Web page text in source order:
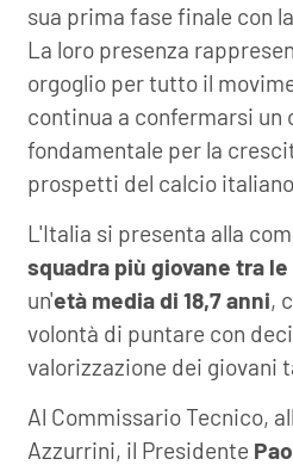
sua prima fase finale con
La loro presenza
orgoglio per tutto il
continua a confermarsi un
fondamentale per la
prospetti del calcio
L'Italia si presenta alla
squadra più giovane tra
un'età media di 18,7 anni,
volontà di puntare con
valorizzazione dei giovani
Al Commissario Tecnico,
Azzurrini, il Presidente